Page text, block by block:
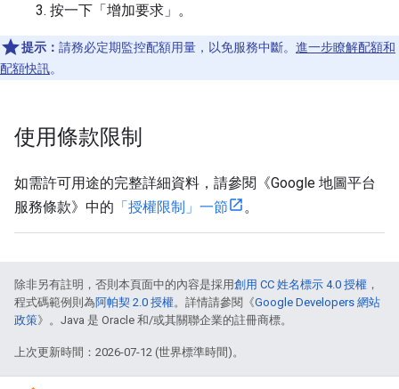
按一下「增加要求」 。
提示： 請務必定期監控配額用量，以免服務中斷。 進一步瞭解配額和
配額快訊。
使用條款限制
如需許可用途的完整詳細資料，請參閱《Google 地圖平台
服務條款》中的 「授權限制」一節 。
除非另有註明，否則本頁面中的內容是採用創用 CC 姓名標示 4.0 授權 ，
程式碼範例則為阿帕契 2.0 授權。詳情請參閱《Google Developers 網站
政策》。Java 是 Oracle 和/或其關聯企業的註冊商標。
上次更新時間：2026-07-12 (世界標準時間)。